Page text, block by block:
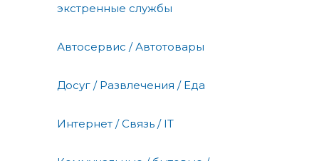
экстренные службы
Автосервис / Автотовары
Досуг / Развлечения / Еда
Интернет / Связь / IT